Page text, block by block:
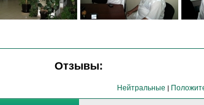
Отзывы:
Нейтральные |